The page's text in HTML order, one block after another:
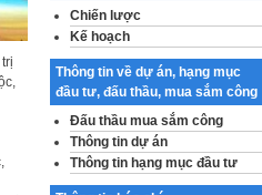
mới sáng tạo và chuyển…
Quy định chi tiết và hướng dẫn
thi hành một số điều của Luật Lý
lịch tư…
Sửa đổi, bổ sung một số nội
dung tại Nghị quyết số 30/NQ-
CP ngày 24 tháng 02…
Chiến lược
Kế hoạch
Thông tin về dự án, hạng mục
đầu tư, đấu thầu, mua sắm công
Đấu thầu mua sắm công
Thông tin dự án
Thông tin hạng mục đầu tư